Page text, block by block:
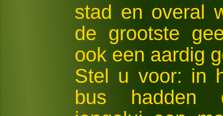
stad en overal
de grootste
ook een aardig
Stel u voor: in
bus hadden